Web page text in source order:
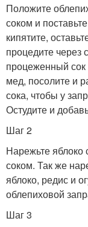
Положите
соком и
кипятите,
процедите через
процеженный сок
мед, посолите и
сока, чтобы у
Остудите и
Шаг 2
Нарежьте
соком. Так же
яблоко, редис и
облепиховой
Шаг 3